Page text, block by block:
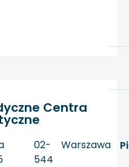
Centra
02-
544
Warszawa